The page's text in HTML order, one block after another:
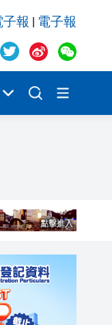
子報 電子報